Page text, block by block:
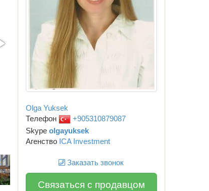
Olga Yuksek
Телефон
+905310879087
Skype olgayuksek
Агенство ICA Investment
Заказать звонок
Связаться с продавцом